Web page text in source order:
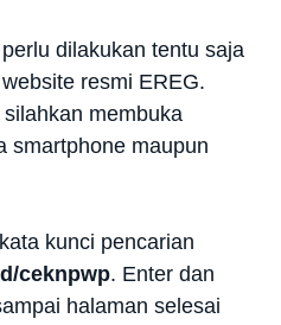
dilakukan tentu saja
resmi EREG.
membuka
smartphone maupun
kunci pencarian
ceknpwp. Enter dan
halaman selesai